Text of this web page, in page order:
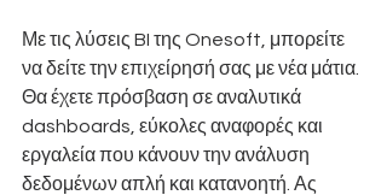
Με τις λύσεις BI της Onesoft, μπορείτε
να δείτε την επιχείρησή σας με νέα μάτια.
Θα έχετε πρόσβαση σε αναλυτικά
dashboards, εύκολες αναφορές και
εργαλεία που κάνουν την ανάλυση
δεδομένων απλή και κατανοητή. Ας